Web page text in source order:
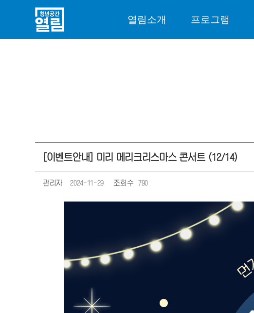
열림소개 프로그램
[이벤트안내] 미리 메리크리스마스 콘서트 (12/14)
관리자 2024-11-29 조회수 790